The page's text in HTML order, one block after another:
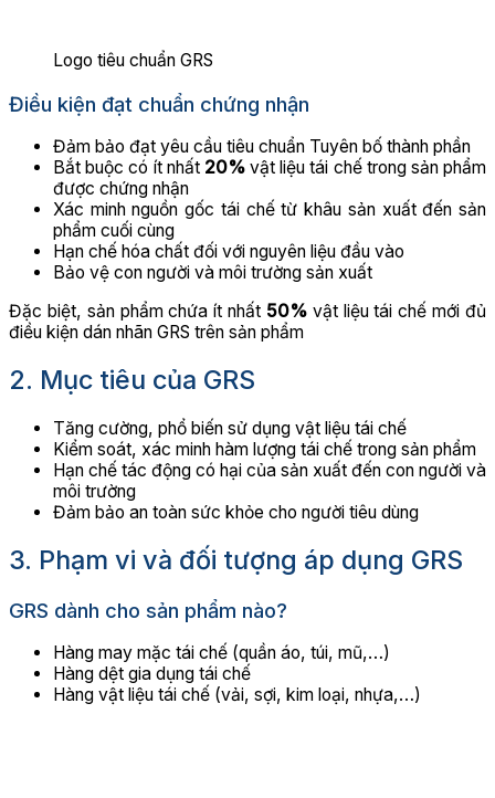
Logo tiêu chuẩn GRS
Điều kiện đạt chuẩn chứng nhận
Đảm bảo đạt yêu cầu tiêu chuẩn Tuyên bố thành phần
Bắt buộc có ít nhất 20%vật liệu tái chế trong sản phẩm
được chứng nhận
Xác minh nguồn gốc tái chế từ khâu sản xuất đến sản
phẩm cuối cùng
Hạn chế hóa chất đối với nguyên liệu đầu vào
Bảo vệ con người và môi trường sản xuất
Đặc biệt, sản phẩm chứa ít nhất 50%vật liệu tái chế mới đủ
điều kiện dán nhãn GRS trên sản phẩm
2. Mục tiêu của GRS
Tăng cường, phổ biến sử dụng vật liệu tái chế
Kiểm soát, xác minh hàm lượng tái chế trong sản phẩm
Hạn chế tác động có hại của sản xuất đến con người và
môi trường
Đảm bảo an toàn sức khỏe cho người tiêu dùng
3. Phạm vi và đối tượng áp dụng GRS
GRS dành cho sản phẩm nào?
Hàng may mặc tái chế (quần áo, túi, mũ,…)
Hàng dệt gia dụng tái chế
Hàng vật liệu tái chế (vải, sợi, kim loại, nhựa,…)